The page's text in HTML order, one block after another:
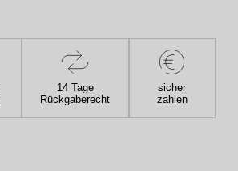
14 Tage
Rückgaberecht
sicher
zahlen